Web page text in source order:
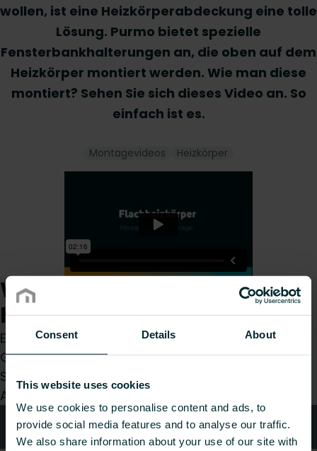
Consent Details About
This website uses cookies
We use cookies to personalise content and ads, to
provide social media features and to analyse our traffic.
We also share information about your use of our site with
wollen, ist eine Heizkörperabdeckung eine tolle
Lösung. Purmo bietet spezielle
Fensterbankhalterungen an, die oben auf dem
Heizkörper montiert werden. Wie man diese
montiert? Sehen Sie sich dieses Video an. So
einfach ist es.
Montagevideos Heizkörper
Wie können wir Ihnen
helfen?
Egal, ob Sie Installateur, Architekt, Planer,
Großhändler oder Endverbraucher sind, treffen
Sie eine Wahl und wir kümmern uns gerne um Ihr
Anliegen.
Technische Beratung